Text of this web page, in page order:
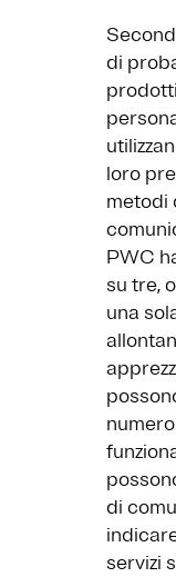
di
loro
metodi
PWC
su tre,
una
di
servizi